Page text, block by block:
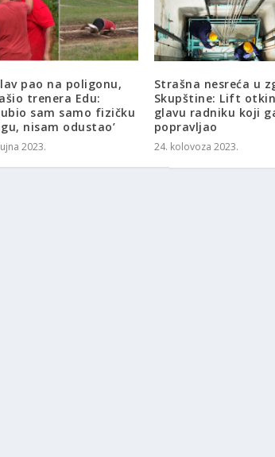
pao na poligonu,
trenera Edu:
sam samo fizičku
nisam odustao’
2023.
Strašna nesreća u
Skupštine: Lift
glavu radniku koji
popravljao
24. kolovoza 2023.